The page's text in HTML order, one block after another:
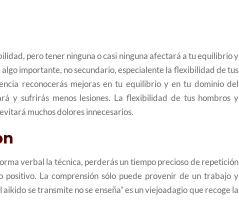
pero tener ninguna o casi ninguna afectará a tu equilibrio y
importante, no secundario, especialente la flexibilidad de tus
reconocerás mejoras en tu equilibrio y en tu dominio del
y sufrirás menos lesiones. La flexibilidad de tus hombros y
muchos dolores innecesarios.
verbal la técnica, perderás un tiempo precioso de repetición
positivo. La comprensión sólo puede provenir de un trabajo y
se transmite no se enseña” es un viejoadagio que recoge la